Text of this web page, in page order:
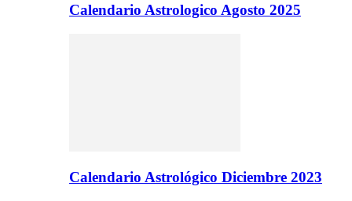
Calendario Astrologico Agosto 2025
Calendario Astrológico Diciembre 2023